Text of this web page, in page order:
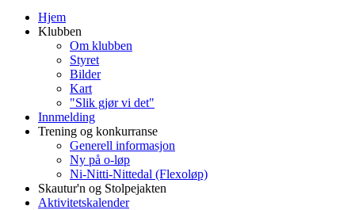
Hjem
Klubben
Om klubben
Styret
Bilder
Kart
"Slik gjør vi det"
Innmelding
Trening og konkurranse
Generell informasjon
Ny på o-løp
Ni-Nitti-Nittedal (Flexoløp)
Skautur'n og Stolpejakten
Aktivitetskalender